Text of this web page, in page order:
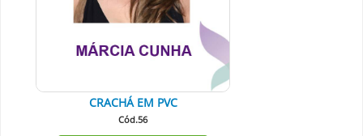
CRACHÁ EM PVC
Cód.56